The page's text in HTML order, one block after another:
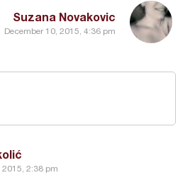
Suzana Novakovic
December 10, 2015, 4:36 pm
2015, 2:38 pm